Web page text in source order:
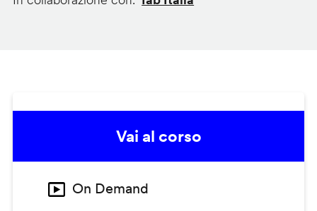
Vai al corso
On Demand